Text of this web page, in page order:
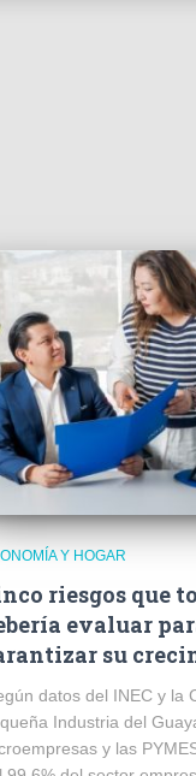
Y HOGAR
riesgos que
evaluar
su
datos del INEC y la
Industria del
y las